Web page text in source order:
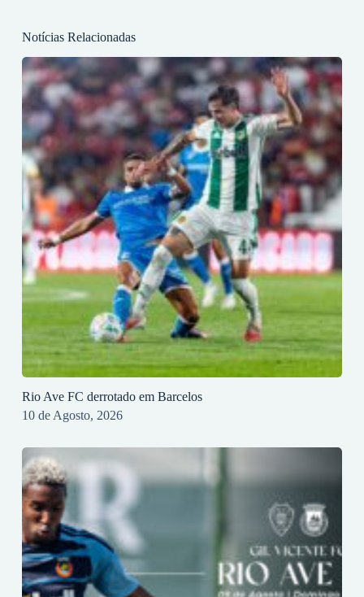
Notícias Relacionadas
Rio Ave FC derrotado em Barcelos
10 de Agosto, 2026